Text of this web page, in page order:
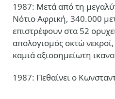
1987: Μετά από τη
Νότιο Αφρική, 340.000
επιστρέφουν στα 52
απολογισμός οκτώ
καμιά αξιοσημείωτη
1987: Πεθαίνει ο